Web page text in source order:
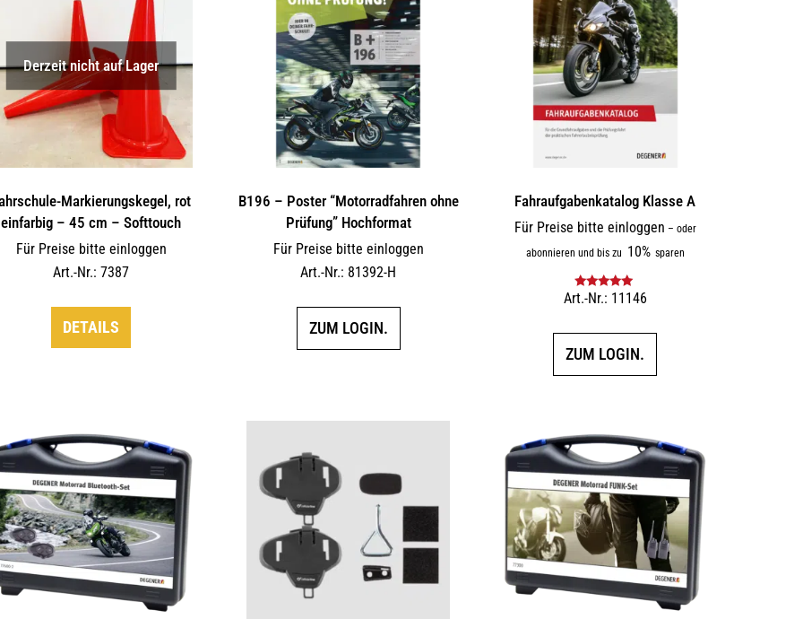
auf
gewählt
werden
Derzeit nicht auf Lager
Markierungskegel, rot
einfarbig – 45 cm – Softtouch
Für Preise bitte einloggen
Art.-Nr.: 7387
DETAILS
B196 – Poster “Motorradfahren ohne
Prüfung” Hochformat
Für Preise bitte einloggen
Art.-Nr.: 81392-H
ZUM LOGIN.
Fahraufgabenkatalog Klasse A
Für Preise bitte einloggen – oder
abonnieren und bis zu 10% sparen
Bewertet mit
Art.-Nr.: 11146
ZUM LOGIN.